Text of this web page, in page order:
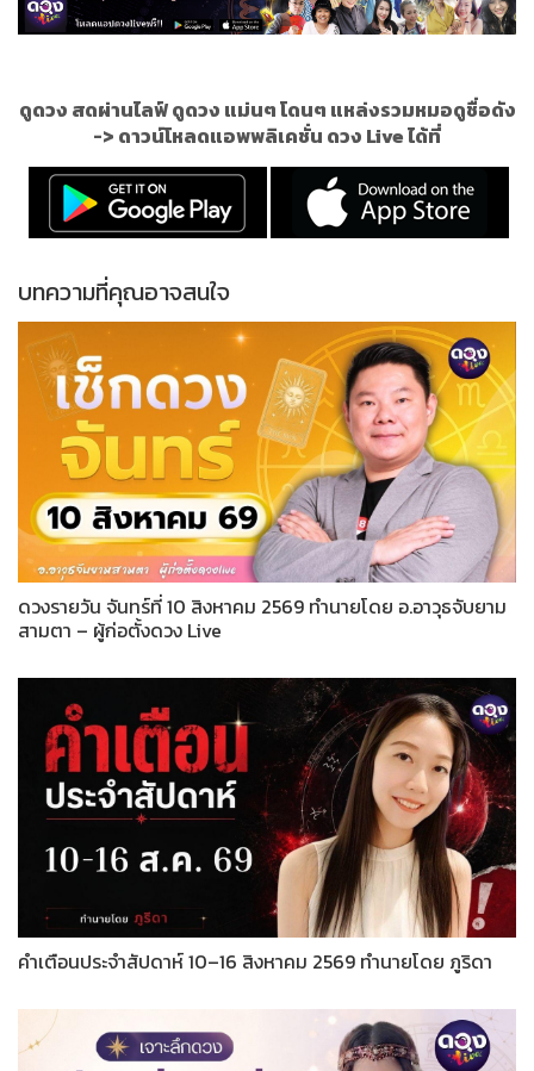
ดูดวง สดผ่านไลฟ์ ดูดวง แม่นๆ โดนๆ แหล่งรวมหมอดูชื่อดัง
-> ดาวน์โหลดแอพพลิเคชั่น ดวง Live ได้ที่
บทความที่คุณอาจสนใจ
ดวงรายวัน จันทร์ที่ 10 สิงหาคม 2569 ทำนายโดย อ.อาวุธจับยาม
สามตา – ผู้ก่อตั้งดวง Live
คำเตือนประจำสัปดาห์ 10–16 สิงหาคม 2569 ทำนายโดย ภูริดา